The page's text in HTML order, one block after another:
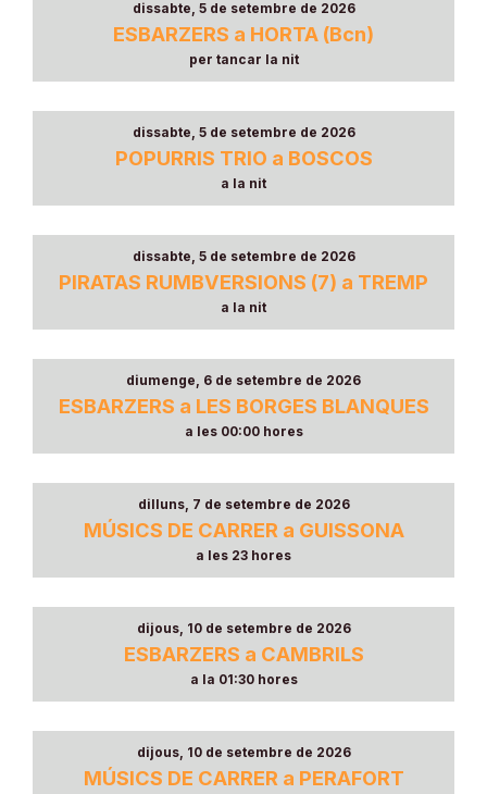
dissabte, 5 de setembre de 2026
ESBARZERS a HORTA (Bcn)
per tancar la nit
dissabte, 5 de setembre de 2026
POPURRIS TRIO a BOSCOS
a la nit
dissabte, 5 de setembre de 2026
PIRATAS RUMBVERSIONS (7) a TREMP
a la nit
diumenge, 6 de setembre de 2026
ESBARZERS a LES BORGES BLANQUES
a les 00:00 hores
dilluns, 7 de setembre de 2026
MÚSICS DE CARRER a GUISSONA
a les 23 hores
dijous, 10 de setembre de 2026
ESBARZERS a CAMBRILS
a la 01:30 hores
dijous, 10 de setembre de 2026
MÚSICS DE CARRER a PERAFORT